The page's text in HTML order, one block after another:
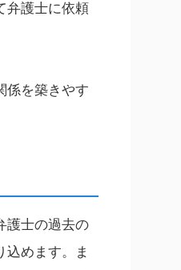
弁護士に依頼
係を築きやす
護士の過去の
込めます。ま